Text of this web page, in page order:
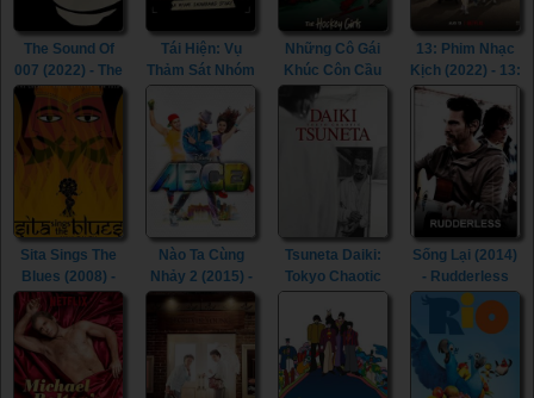
The Sound Of
007 (2022) - The
Sound Of 007
(2022)
Tái Hiện: Vụ
Thảm Sát Nhóm
Miami
Showband
(2019) -
ReMastered:
The Miami
Showband
Massacre
(2019)
Những Cô Gái
Khúc Côn Cầu
(2019) - The
Hockey Girls
(2019)
13: Phim Nhạc
Kịch (2022) - 13:
The Musical
(2022)
Sita Sings The
Blues (2008) -
Sita Sings The
Blues (2008)
Nào Ta Cùng
Nhảy 2 (2015) -
Any Body Can
Tsuneta Daiki:
Tokyo Chaotic
(2021) - Tsuneta
Daiki: Tokyo
Chaotic (2021)
Sống Lại (2014)
- Rudderless
(2014)